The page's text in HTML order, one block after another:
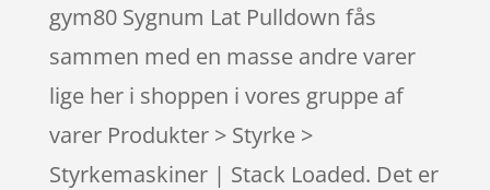
gym80 Sygnum Lat Pulldown fås
sammen med en masse andre varer
lige her i shoppen i vores gruppe af
varer Produkter > Styrke >
Styrkemaskiner | Stack Loaded. Det er